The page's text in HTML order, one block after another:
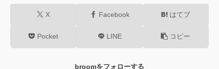
X Facebook はてブ
Pocket LINE コピー
broomをフォローする